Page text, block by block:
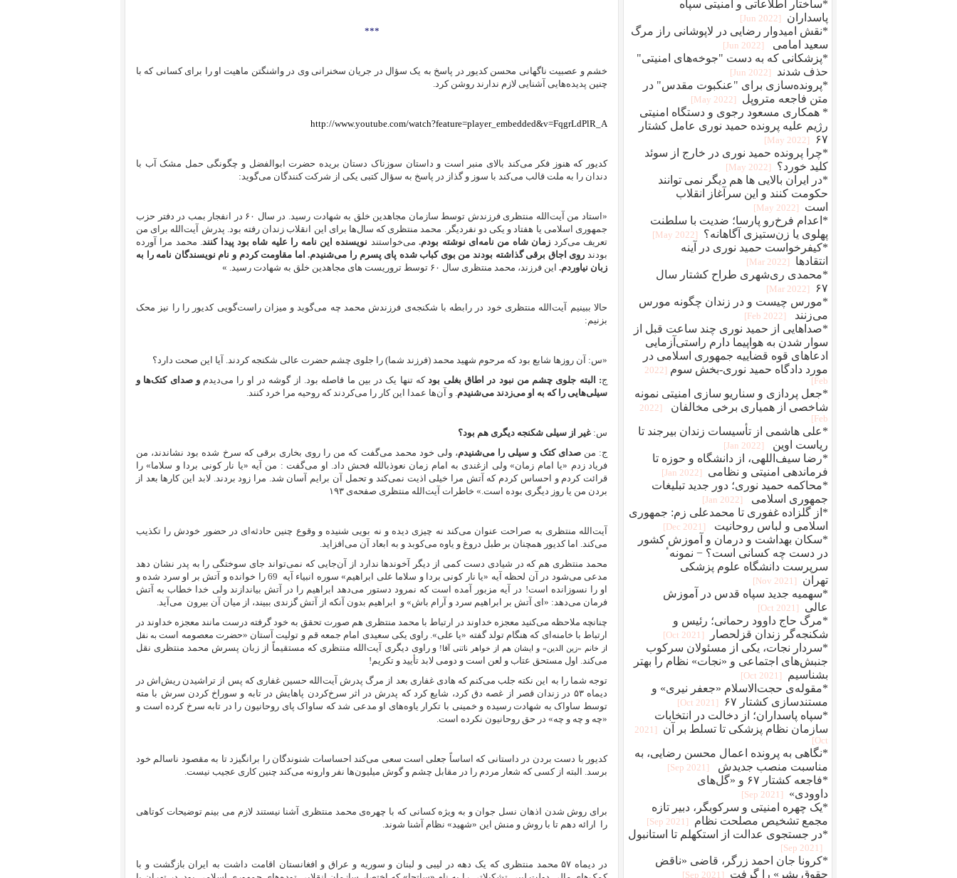
***
خشم و عصبیت ناگهانی محسن کدیور در پاسخ به یک سؤال در جریان سخنرانی وی در واشنگتن ماهیت او را برای کسانی که با
چنین پدیده‌هایی آشنایی لازم ندارند روشن کرد.
http://www.youtube.com/watch?feature=player_embedded&v=FqgrLdPlR_A
کدیور که هنوز فکر می‌کند بالای منبر است و داستان سوزناک دستان بریده حضرت ابوالفضل و چگونگی حمل مشک آب با
دندان را به ملت قالب می‌کند با سوز و گذاز در پاسخ به سؤال کتبی یکی از شرکت کنندگان می‌گوید:‌
«استاد من آیت‌الله منتظری فرزندش توسط سازمان مجاهدین خلق به شهادت رسید. در سال ۶۰ در انفجار بمب در دفتر حزب
جمهوری اسلامی یا هفتاد و یکی دو نفردیگر. محمد منتظری که سال‌ها برای این انقلاب زندان رفته بود. پدرش آیت‌الله برای من
تعریف می‌کرد زمان شاه من نامه‌‌ای نوشته‌ بودم.می‌خواستند نویسنده این نامه را علیه شاه بود پیدا کنند. محمد مرا آورده
بودند روی اجاق برقی گذاشته بودند من بوی کباب شده پای پسرم را می‌شنیدم. اما مقاومت کردم و نام نویسندگان نامه را به
زبان نیاوردم. این فرزند، محمد منتظری سال ۶۰ توسط تروریست های مجاهدین خلق به شهادت رسید. »
حالا ببینیم آیت‌‌الله منتظری خود در رابطه با شکنجه‌ی فرزندش محمد چه می‌گوید و میزان راست‌گویی کدیور را را نیز محک
بزنیم:‌
«س: آن روزها شابع بود که مرحوم شهید محمد (فرزند شما) را جلوی چشم حضرت عالی شکنجه کردند. آیا این صحت دارد؟
ج: البته جلوی چشم من نبود در اطاق بغلی بودکه تنها یک در بین ما فاصله بود. از گوشه در او را می‌دیدمو صدای کتک‌ها و
سیلی‌هایی را که به او می‌زدند می‌شنیدم. و آن‌ها عمدا این کار را می‌کردند که روحیه مرا خرد کنند.
س: غیر از سیلی شکنجه دیگری هم بود؟
ج: منصدای کتک و سیلی را می‌شنیدم، ولی خود محمد می‌گفت که من را روی بخاری برقی که سرخ شده بود نشاندند، من
فریاد زدم «یا امام زمان» ولی ازغندی به امام زمان نعوذ‌بالله فحش داد. او می‌گفت : من آیه «یا نار کونی بردا و سلاما» را
قرائت کردم و احساس کردم که آتش مرا خیلی اذیت نمی‌کند و تحمل آن برایم آسان شد. مرا زود بردند. لابد این کارها بعد از
بردن من یا روز دیگری بوده است.» خاطرات آیت‌‌الله منتظری صفحه‌ی ۱۹۳
آیت‌الله منتظری به صراحت عنوان می‌کند نه چیزی دیده و نه بویی شنیده و وقوع چنین حادثه‌ای در حضور خودش را تکذیب
می‌کند. اما کدیور همچنان بر طبل دروغ و یاوه می‌کوبد و به ابعاد آن می‌افزاید.
محمد منتظری هم که در شیادی دست کمی از دیگر آخوندها ندارد از آن‌جایی که نمی‌تواند جای سوختگی را به پدر نشان دهد
مدعی می‌شود در آن لحظه آیه «یا نار کونی بردا و سلاما علی ابراهیم» سوره انبیاء آیه 69 را خوانده و آتش بر او سرد شده و
او را نسوزانده است! در آیه مزبور آمده است که نمرود دستور می‌دهد ابراهیم را در آتش بیاندازند ولی خدا خطاب به آتش
فرمان می‌دهد: « ای آتش بر ابراهیم سرد و آرام باش» و ابراهیم بدون آنکه از آتش گزندی ببیند، از میان آن بیرون می‌آید.
چنانچه ملاحظه می‌کنید معجزه خداوند در ارتباط با محمد منتظری هم صورت تحقق به خود گرفته درست مانند معجزه خداوند در
ارتباط با خامنه‌ای که هنگام تولد گفته «یا علی». راوی یکی سعیدی امام جمعه قم و تولیت آستان «حضرت معصومه است به نقل
از خانم «زين الدين» و ايشان هم از خواهر ناتنى آقا! و راوی دیگری آیت‌الله منتظری که مستقیماً از زبان پسرش محمد منتظری نقل
می‌کند. اول مستحق عتاب و لعن است و دومی لابد تأیید و تکریم!
توجه شما را به این نکته جلب می‌کنم که هادی غفاری بعد از مرگ پدرش آیت‌الله حسین غفاری که پس از تراشیدن ریش‌اش در
دیماه ۵۳ در زندان قصر از غصه دق کرد، شایع کرد که پدرش در اثر سرخ‌کردن پاهایش در تابه و سوراخ کردن سرش با مته
توسط ساواک به شهادت رسیده و خمینی با تکرار یاوه‌های او مدعی شد که ساواک پای روحانیون را در تابه سرخ کرده است و
«چه و چه و چه» در حق روحانیون نکرده است.
کدیور با دست بردن در داستانی که اساساً جعلی است سعی می‌کند احساسات شنوندگان را برانگیزد تا به مقصود ناسالم خود
برسد. البته از کسی که شعار مردم را در مقابل چشم و گوش میلیون‌ها نفر وارونه می‌کند چنین کاری عجیب نیست.
برای روش شدن اذهان نسل جوان و به ویژه کسانی که با چهره‌ی محمد منتظری آشنا نیستند لازم می بینم توضیحات کوتاهی
را
ارائه دهم تا با روش و منش این «شهید» نظام آشنا شوند.
در دیماه ۵۷ محمد منتظری که یک دهه در لیبی و لبنان و سوریه و عراق و افغانستان اقامت داشت به ایران بازگشت و با
*ساختار اطلاعاتی و امنیتی سپاه
پاسداران
[2022 Jun]
*نقش امیدوار رضایی در لاپوشانی راز مرگ
سعید امامی
[2022 Jun]
*پزشکانی که به دست "جوخه‌های امنیتی"
حذف شدند
[2022 Jun]
*پرونده‌سازی برای "عنکبوت مقدس" در
متن فاجعه متروپل
[2022 May]
* همکاری مسعود رجوی و دستگاه امنیتی
رژیم علیه پرونده حمید نوری عامل کشتار
۶۷
[2022 May]
*چرا پرونده حمید نوری در خارج از سوئد
کلید خورد؟
[2022 May]
*در ایران بالایی ها هم دیگر نمی توانند
حکومت کنند و این سرآغاز انقلاب
است
[2022 May]
*اعدام فرخ‌رو پارسا؛ ضديت با سلطنت
پهلوی يا زن‌ستيزی آگاهانه؟
[2022 May]
*کیفرخواست حمید نوری در آینه
انتقادها
[2022 Mar]
*محمدی‌ ری‌شهری طراح کشتار سال
۶۷
[2022 Mar]
*مورس چیست و در زندان چگونه مورس
می‌زنند
[2022 Feb]
*صداهایی از حمید نوری چند ساعت قبل از
سوار شدن به هواپیما دارم راستی‌آزمایی
ادعاهای قوه قضاییه جمهوری اسلامی در
مورد دادگاه حمید نوری-بخش سوم
[2022
Feb]
*جعل پردازی و سناريو سازی امنيتی نمونه
شاخصی از همياری برخی مخالفان
[2022
Feb]
*علی هاشمی از تأسیسات زندان بیرجند تا
ریاست اوین
[2022 Jan]
*رضا سیف‌اللهی، از دانشگاه و حوزه تا
فرماندهی امنیتی و نظامی
[2022 Jan]
*محاکمه حميد نوری؛ دور جديد تبلیغات
جمهوری اسلامی
[2022 Jan]
*از گلزاده غفوری تا محمدعلی زم: جمهوری
اسلامی و لباس روحانیت
[2021 Dec]
*سکان بهداشت و درمان و آموزش کشور
در دست چه کسانی است؟ − نمونهٴ
سرپرست دانشگاه علوم پزشکی
تهران
[2021 Nov]
*سهمیه جدید سپاه قدس در آموزش
عالی
[2021 Oct]
*مرگ حاج داوود رحمانی؛ رئیس و
شکنجه‌گر زندان قزلحصار
[2021 Oct]
*سردار نجات، یکی از مسئولان سرکوب
جنبش‌های اجتماعی و «نجات» نظام را بهتر
بشناسیم
[2021 Oct]
*مقوله‌ی حجت‌الاسلام «جعفر نیری» و
مستند‌سازی کشتار ۶۷
[2021 Oct]
*سپاه پاسداران؛ از دخالت در انتخابات
سازمان نظام پزشکی تا تسلط بر آن
[2021
Oct]
*نگاهی به پرونده اعمال محسن رضایی، به
مناسبت منصب جدیدش
[2021 Sep]
*فاجعه کشتار ۶۷ و «گل‌های
داوودی»
[2021 Sep]
*یک چهره‌‌ امنیتی و سرکوبگر، دبیر تازه
مجمع تشخیص مصلحت نظام
[2021 Sep]
*در جستجوی عدالت از استکهلم تا استانبول
[2021 Sep]
*کرونا جان احمد زرگر، قاضی «ناقض
حقوق بشر» را گرفت
[2021 Sep]